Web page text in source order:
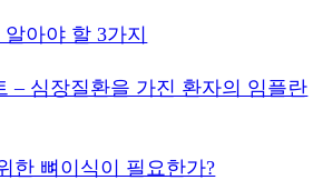
아야 할 3가지
– 심장질환을 가진 환자의 임플란
한 뼈이식이 필요한가?